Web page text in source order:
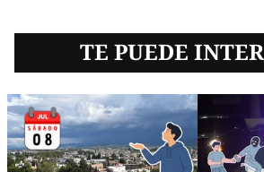
TE PUEDE